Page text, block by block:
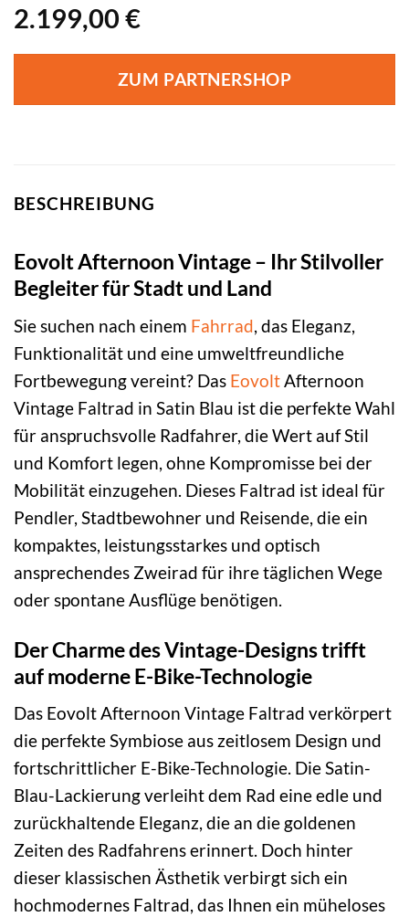
2.199,00 €
ZUM PARTNERSHOP
BESCHREIBUNG
Eovolt Afternoon Vintage – Ihr Stilvoller
Begleiter für Stadt und Land
Sie suchen nach einem Fahrrad, das Eleganz,
Funktionalität und eine umweltfreundliche
Fortbewegung vereint? Das EovoltAfternoon
Vintage Faltrad in Satin Blau ist die perfekte Wahl
für anspruchsvolle Radfahrer, die Wert auf Stil
und Komfort legen, ohne Kompromisse bei der
Mobilität einzugehen. Dieses Faltrad ist ideal für
Pendler, Stadtbewohner und Reisende, die ein
kompaktes, leistungsstarkes und optisch
ansprechendes Zweirad für ihre täglichen Wege
oder spontane Ausflüge benötigen.
Der Charme des Vintage-Designs trifft
auf moderne E-Bike-Technologie
Das Eovolt Afternoon Vintage Faltrad verkörpert
die perfekte Symbiose aus zeitlosem Design und
fortschrittlicher E-Bike-Technologie. Die Satin-
Blau-Lackierung verleiht dem Rad eine edle und
zurückhaltende Eleganz, die an die goldenen
Zeiten des Radfahrens erinnert. Doch hinter
dieser klassischen Ästhetik verbirgt sich ein
hochmodernes Faltrad, das Ihnen ein müheloses